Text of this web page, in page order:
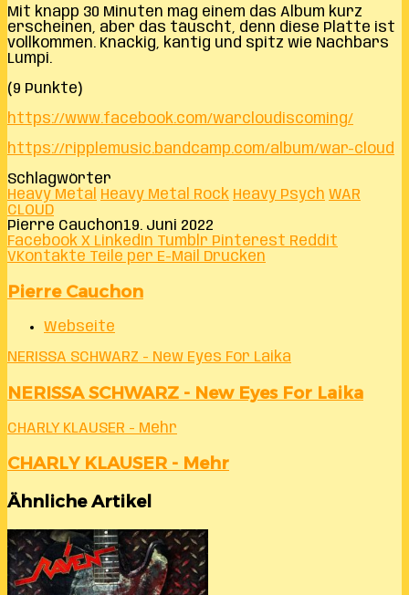
Mit knapp 30 Minuten mag einem das Album kurz
erscheinen, aber das täuscht, denn diese Platte ist
vollkommen. Knackig, kantig und spitz wie Nachbars
Lumpi.
(9 Punkte)
https://www.facebook.com/warcloudiscoming/
https://ripplemusic.bandcamp.com/album/war-cloud
Schlagwörter
Heavy Metal
Heavy Metal Rock Heavy Psych WAR
CLOUD
Pierre Cauchon19. Juni 2022
Facebook X LinkedIn Tumblr Pinterest Reddit
VKontakte Teile per E-Mail Drucken
Pierre Cauchon
Webseite
NERISSA SCHWARZ - New Eyes For Laika
NERISSA SCHWARZ - New Eyes For Laika
CHARLY KLAUSER - Mehr
CHARLY KLAUSER - Mehr
Ähnliche Artikel